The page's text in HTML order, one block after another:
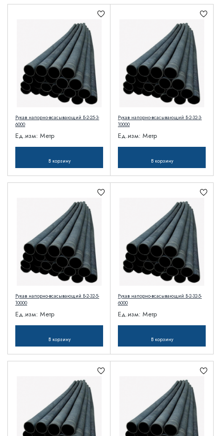
Рукав напорно-всасывающий Б-2-25-3-
6000
Ед.изм: Метр
В корзину
Рукав напорно-всасывающий Б-2-32-3-
10000
Ед.изм: Метр
В корзину
Рукав напорно-всасывающий Б-2-32-5-
10000
Ед.изм: Метр
В корзину
Рукав напорно-всасывающий Б-2-32-5-
6000
Ед.изм: Метр
В корзину